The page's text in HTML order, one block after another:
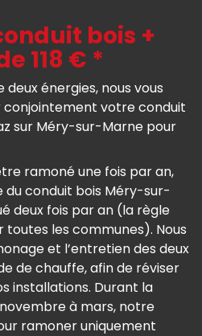
bois +
118 € *
énergies, nous vous
votre conduit
sur Méry-sur-Marne pour
ramoné une fois par an,
du conduit bois Méry-sur-
deux fois par an (la règle
toutes les communes). Nous
et l’entretien des deux
de chauffe, afin de réviser
installations. Durant la
à mars, notre
ramoner uniquement